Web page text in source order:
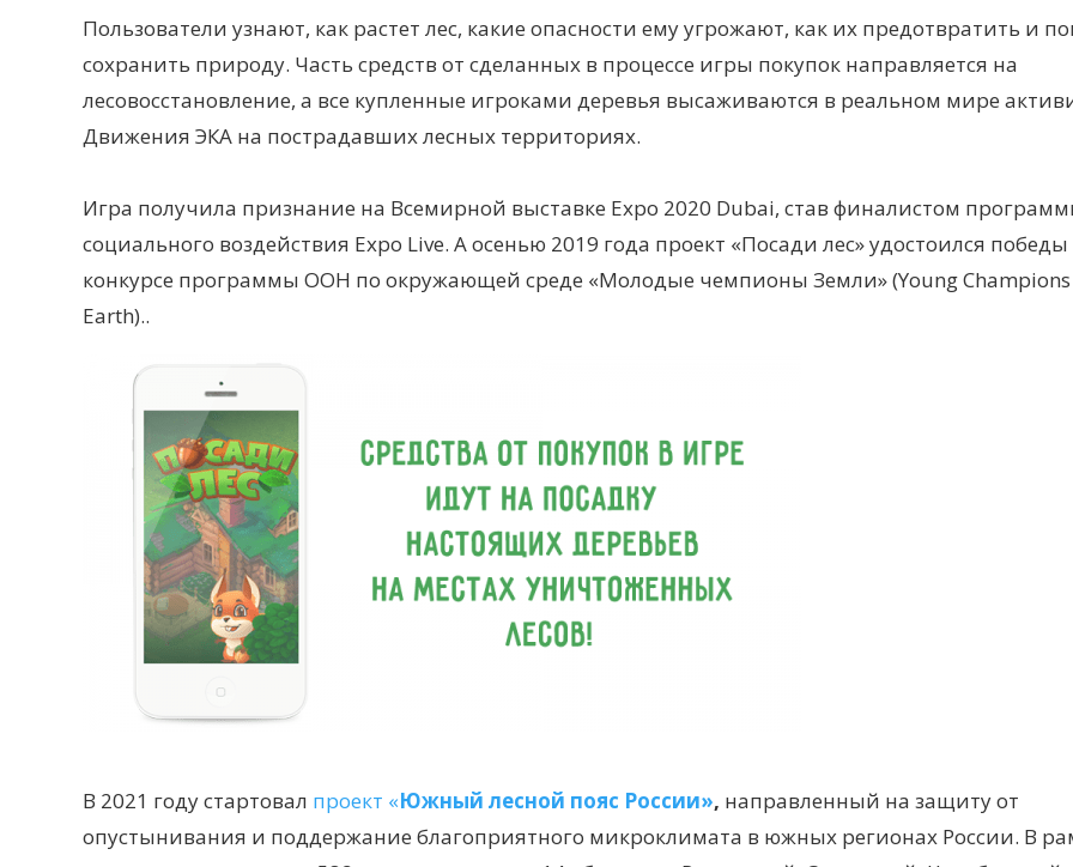
Пользователи узнают, как растет лес, какие опасности ему угрожают, как их предотвратить и
сохранить природу. Часть средств от сделанных в процессе игры покупок направляется на
лесовосстановление, а все купленные игроками деревья высаживаются в реальном мире
Движения ЭКА на пострадавших лесных территориях.
Игра получила признание на Всемирной выставке Expo 2020 Dubai, став финалистом
социального воздействия Expo Live. А осенью 2019 года проект «Посади лес» удостоился победы
конкурсе программы ООН по окружающей среде «Молодые чемпионы Земли» (Young Champions
Earth)..
В 2021 году стартовал проект «Южный лесной пояс России», направленный на защиту от
опустынивания и поддержание благоприятного микроклимата в южных регионах России. В